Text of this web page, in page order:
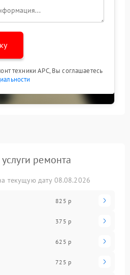
техники APC, Вы соглашаетесь
ремонта
текущую дату 08.08.2026
825 р
375 р
625 р
725 р